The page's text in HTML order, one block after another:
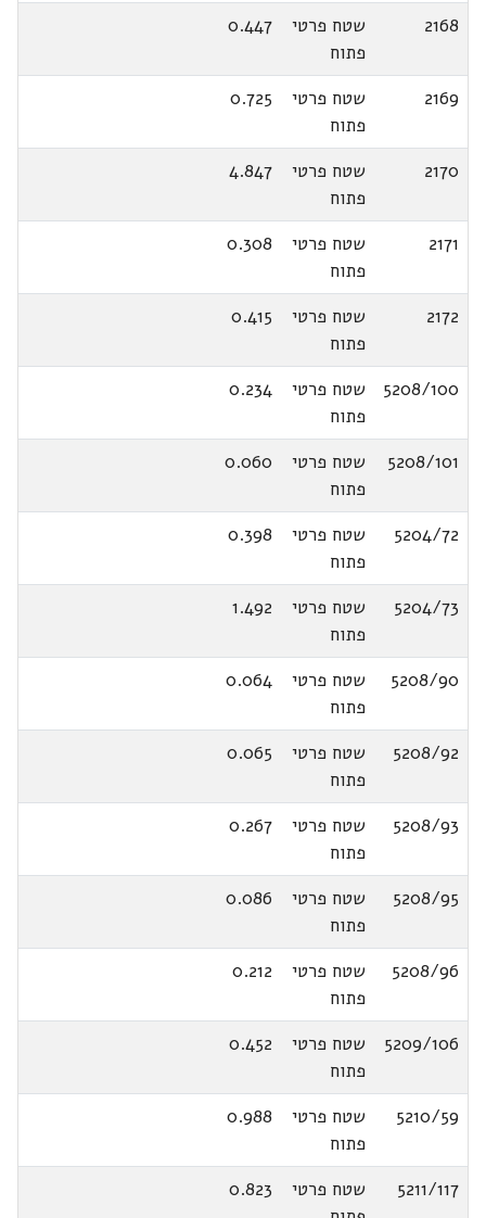
2168
שטח פרטי
פתוח
0.447
2169
שטח פרטי
פתוח
0.725
2170
שטח פרטי
פתוח
4.847
2171
שטח פרטי
פתוח
0.308
2172
שטח פרטי
פתוח
0.415
5208/100
שטח פרטי
פתוח
0.234
5208/101
שטח פרטי
פתוח
0.060
5204/72
שטח פרטי
פתוח
0.398
5204/73
שטח פרטי
פתוח
1.492
5208/90
שטח פרטי
פתוח
0.064
5208/92
שטח פרטי
פתוח
0.065
5208/93
שטח פרטי
פתוח
0.267
5208/95
שטח פרטי
פתוח
0.086
5208/96
שטח פרטי
פתוח
0.212
5209/106
שטח פרטי
פתוח
0.452
5210/59
שטח פרטי
פתוח
0.988
5211/117
שטח פרטי
0.823